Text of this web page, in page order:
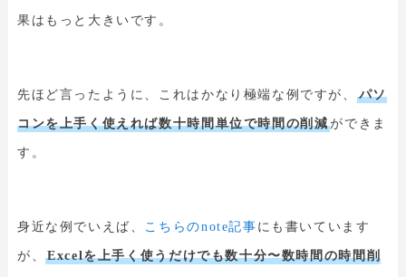
果はもっと大きいです。
先ほど言ったように、これはかなり極端な例ですが、 パソ
コンを上手く使えれば数十時間単位で時間の削減ができま
す。
身近な例でいえば、 こちらのnote記事 にも書いています
が、Excelを上手く使うだけでも数十分〜数時間の時間削